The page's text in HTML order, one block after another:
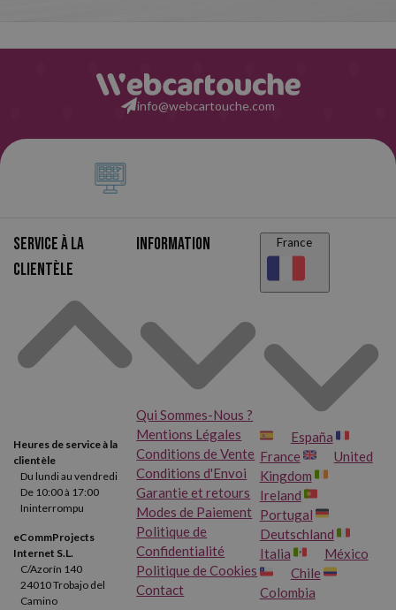
capacité beaucoup moins chères que les originales. Leurs avantages
? Deux principalement : le prix et la durabilité. Les cartouches HP
fabricant de l'imprimante lui-même. En ce qui concerne la
performance, toutes les cartouches génériques, quelle que soit la
info@webcartouche.com
Service à la
clientèle
Heures de service à la
clientèle
Du lundi au vendredi
De 10:00 à 17:00
Ininterrompu
eCommProjects
Internet S.L.
C/Azorín 140
24010 Trobajo del
Camino
Information
Qui Sommes-Nous ?
Mentions Légales
Conditions de Vente
Conditions d'Envoi
Garantie et retours
Modes de Paiement
Politique de
Confidentialité
Politique de Cookies
Contact
France
España
France
United
Kingdom
Ireland
Portugal
Deutschland
Italia
México
Chile
Colombia